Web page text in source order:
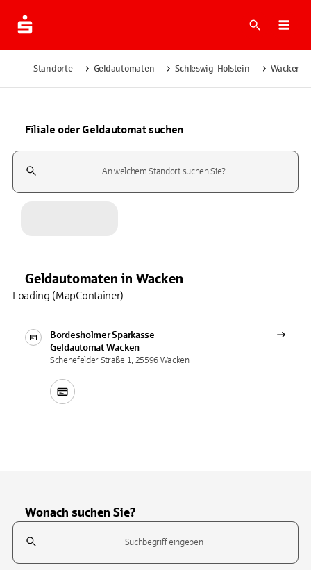
Suche
Standorte Geldautomaten Schleswig-Holstein Wacken
Filiale oder Geldautomat suchen
Suchfeld
Geldautomaten in Wacken
Bordesholmer Sparkasse
Geldautomat Wacken
Schenefelder Straße 1, 25596 Wacken
Loading (MapContainer)
Wonach suchen Sie?
Suchfeld